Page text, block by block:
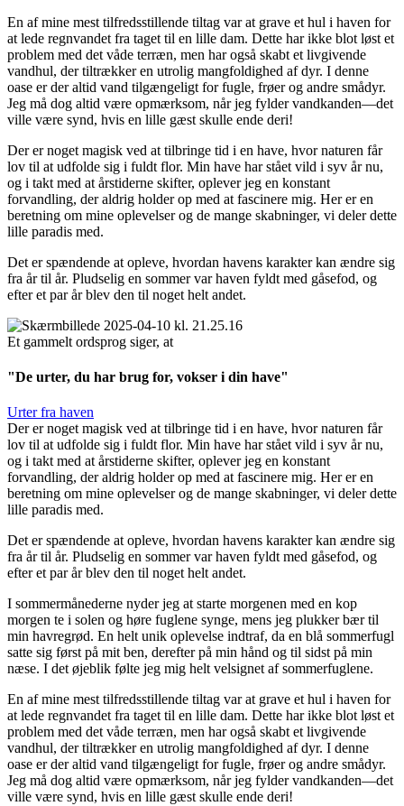
En af mine mest tilfredsstillende tiltag var at grave et hul i haven for
at lede regnvandet fra taget til en lille dam. Dette har ikke blot løst et
problem med det våde terræn, men har også skabt et livgivende
vandhul, der tiltrækker en utrolig mangfoldighed af dyr. I denne
oase er der altid vand tilgængeligt for fugle, frøer og andre smådyr.
Jeg må dog altid være opmærksom, når jeg fylder vandkanden—det
ville være synd, hvis en lille gæst skulle ende deri!
Der er noget magisk ved at tilbringe tid i en have, hvor naturen får
lov til at udfolde sig i fuldt flor. Min have har stået vild i syv år nu,
og i takt med at årstiderne skifter, oplever jeg en konstant
forvandling, der aldrig holder op med at fascinere mig. Her er en
beretning om mine oplevelser og de mange skabninger, vi deler dette
lille paradis med.
Det er spændende at opleve, hvordan havens karakter kan ændre sig
fra år til år. Pludselig en sommer var haven fyldt med gåsefod, og
efter et par år blev den til noget helt andet.
Et gammelt ordsprog siger, at
"De urter, du har brug for, vokser i din have"
Urter fra haven
Der er noget magisk ved at tilbringe tid i en have, hvor naturen får
lov til at udfolde sig i fuldt flor. Min have har stået vild i syv år nu,
og i takt med at årstiderne skifter, oplever jeg en konstant
forvandling, der aldrig holder op med at fascinere mig. Her er en
beretning om mine oplevelser og de mange skabninger, vi deler dette
lille paradis med.
Det er spændende at opleve, hvordan havens karakter kan ændre sig
fra år til år. Pludselig en sommer var haven fyldt med gåsefod, og
efter et par år blev den til noget helt andet.
I sommermånederne nyder jeg at starte morgenen med en kop
morgen te i solen og høre fuglene synge, mens jeg plukker bær til
min havregrød. En helt unik oplevelse indtraf, da en blå sommerfugl
satte sig først på mit ben, derefter på min hånd og til sidst på min
næse. I det øjeblik følte jeg mig helt velsignet af sommerfuglene.
En af mine mest tilfredsstillende tiltag var at grave et hul i haven for
at lede regnvandet fra taget til en lille dam. Dette har ikke blot løst et
problem med det våde terræn, men har også skabt et livgivende
vandhul, der tiltrækker en utrolig mangfoldighed af dyr. I denne
oase er der altid vand tilgængeligt for fugle, frøer og andre smådyr.
Jeg må dog altid være opmærksom, når jeg fylder vandkanden—det
ville være synd, hvis en lille gæst skulle ende deri!